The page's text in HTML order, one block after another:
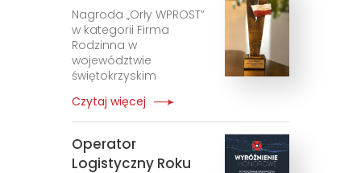
Nagroda „Orły WPROST”
w kategorii Firma
Rodzinna w
województwie
świętokrzyskim
Czytaj więcej
Operator
Logistyczny Roku